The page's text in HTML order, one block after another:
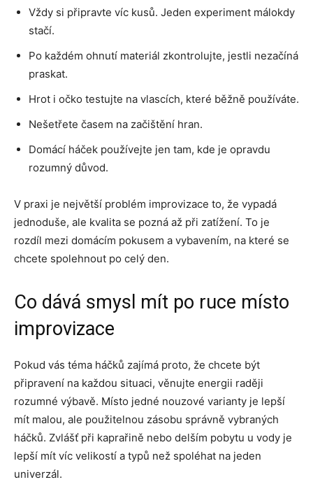
Vždy si připravte víc kusů. Jeden experiment málokdy
stačí.
Po každém ohnutí materiál zkontrolujte, jestli nezačíná
praskat.
Hrot i očko testujte na vlascích, které běžně používáte.
Nešetřete časem na začištění hran.
Domácí háček používejte jen tam, kde je opravdu
rozumný důvod.
V praxi je největší problém improvizace to, že vypadá
jednoduše, ale kvalita se pozná až při zatížení. To je
rozdíl mezi domácím pokusem a vybavením, na které se
chcete spolehnout po celý den.
Co dává smysl mít po ruce místo
improvizace
Pokud vás téma háčků zajímá proto, že chcete být
připravení na každou situaci, věnujte energii raději
rozumné výbavě. Místo jedné nouzové varianty je lepší
mít malou, ale použitelnou zásobu správně vybraných
háčků. Zvlášť při kaprařině nebo delším pobytu u vody je
lepší mít víc velikostí a typů než spoléhat na jeden
univerzál.